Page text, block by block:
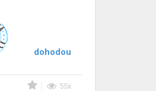
dohodou
55x